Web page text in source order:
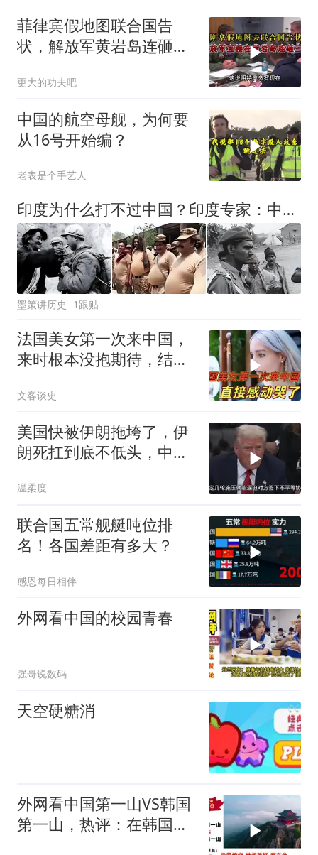
菲律宾假地图联合国告
状，解放军黄岩岛连砸三
更大的功夫吧
中国的航空母舰，为何要
从16号开始编？
老表是个手艺人
印度为什么打不过中国？印度专家：中印战争失败，主要有5大原因
墨策讲历史 1跟贴
法国美女第一次来中国，
来时根本没抱期待，结果
文客谈史
美国快被伊朗拖垮了，伊
朗死扛到底不低头，中国
温柔度
联合国五常舰艇吨位排
名！各国差距有多大？
感恩每日相伴
外网看中国的校园青春
强哥说数码
天空硬糖消
外网看中国第一山VS韩国
第一山，热评：在韩国土